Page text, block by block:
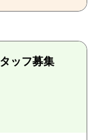
ッフ募集